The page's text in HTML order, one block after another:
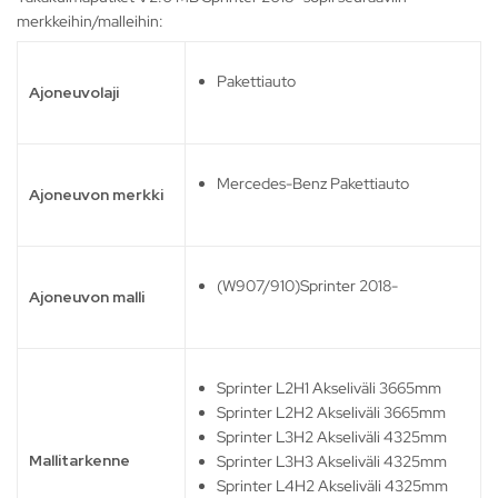
merkkeihin/malleihin:
Ajoneuvolaji
Pakettiauto
Ajoneuvon merkki
Mercedes-Benz Pakettiauto
Ajoneuvon malli
(W907/910)Sprinter 2018-
Mallitarkenne
Sprinter L2H1 Akseliväli 3665mm
Sprinter L2H2 Akseliväli 3665mm
Sprinter L3H2 Akseliväli 4325mm
Sprinter L3H3 Akseliväli 4325mm
Sprinter L4H2 Akseliväli 4325mm